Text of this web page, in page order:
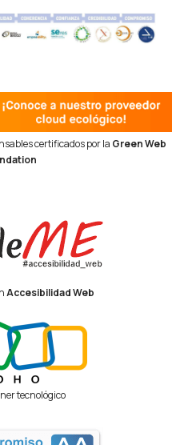
certificados por la Green Web
Accesibilidad Web
tecnológico